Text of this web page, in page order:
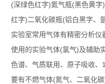
(深绿色红字)氮气瓶(黑色黄
红字)二氧化碳瓶(铝白黑字、
实验室常用气体有精密分析
使用的实验气体(氯气)及辅助
色谱、气质联用、原子吸收
要有不燃气体(氮气、二氧化